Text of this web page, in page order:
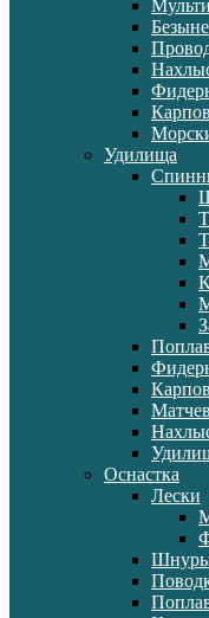
Удилища
Оснастка
Лески